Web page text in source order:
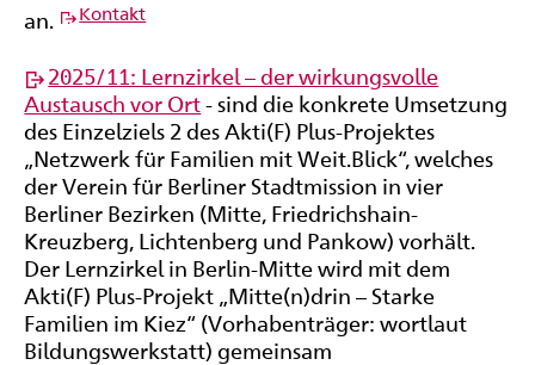
an.
Kontakt
2025/11: Lernzirkel – der wirkungsvolle
Austausch vor Ort- sind die konkrete Umsetzung
des Einzelziels 2 des Akti(F) Plus-Projektes
„Netzwerk für Familien mit Weit.Blick“, welches
der Verein für Berliner Stadtmission in vier
Berliner Bezirken (Mitte, Friedrichshain-
Kreuzberg, Lichtenberg und Pankow) vorhält.
Der Lernzirkel in Berlin-Mitte wird mit dem
Akti(F) Plus-Projekt „Mitte(n)drin – Starke
Familien im Kiez“ (Vorhabenträger: wortlaut
Bildungswerkstatt) gemeinsam